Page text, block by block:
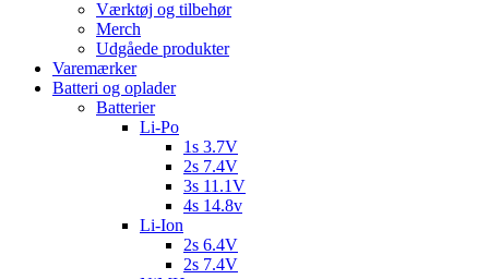
Værktøj og tilbehør
Merch
Udgåede produkter
Varemærker
Batteri og oplader
Batterier
Li-Po
1s 3.7V
2s 7.4V
3s 11.1V
4s 14.8v
Li-Ion
2s 6.4V
2s 7.4V